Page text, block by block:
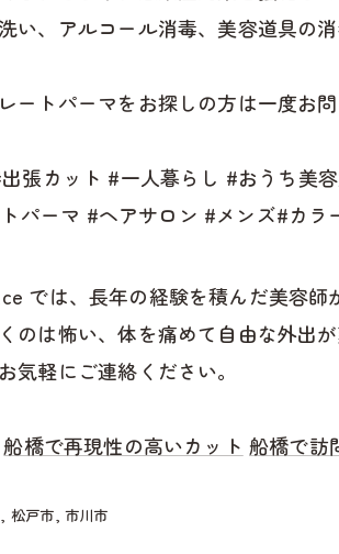
い、アルコール消毒、美容道具の消
ートパーマをお探しの方は一度お
張カット #一人暮らし #おうち美
パーマ #ヘアサロン #メンズ#カ
では、長年の経験を積んだ美容
のは怖い、体を痛めて自由な外出
気軽にご連絡ください。
船橋で再現性の高いカット 船橋で訪
松戸市 市川市